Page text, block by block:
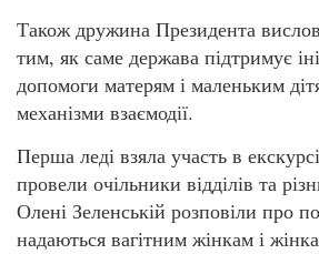
Також дружина Президента
тим, як саме держава підтримує
допомоги матерям і маленьким
механізми взаємодії.
Перша леді взяла участь в
провели очільники відділів та
Олені Зеленській розповіли про
надаються вагітним жінкам і